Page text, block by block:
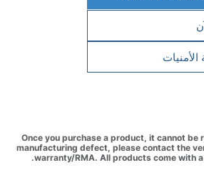
Once you purchase a product, it cannot
manufacturing defect, please contact the
warranty/RMA. All products come with